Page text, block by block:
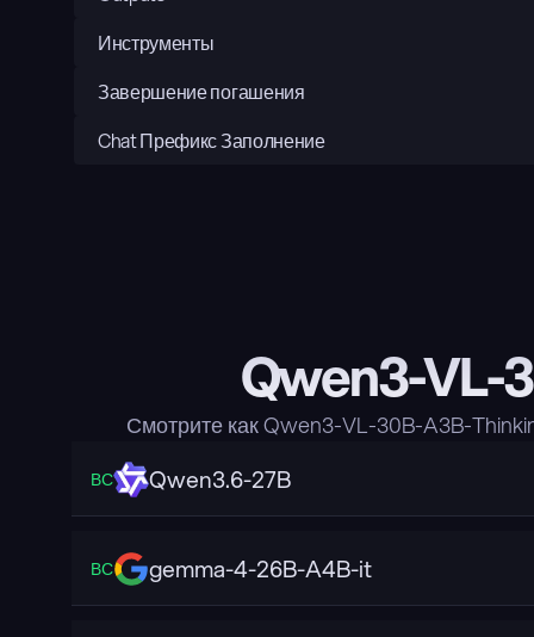
Инструменты
Завершение погашения
Chat Префикс Заполнение
Qwen3-VL-
Смотрите как Qwen3-VL-30B-A3B-
ВС Qwen3.6-27B
ВС gemma-4-26B-A4B-it